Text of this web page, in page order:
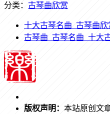
分类： 古琴曲欣赏
十大古琴名曲_古琴曲欣
古琴曲_古琴名曲_十大
版权声明： 本站原创文